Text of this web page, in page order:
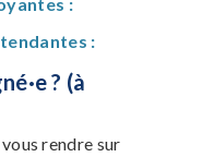
:
? (à
rendre sur